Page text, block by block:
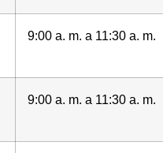
9:00 a. m. a 11:30 a. m.
9:00 a. m. a 11:30 a. m.